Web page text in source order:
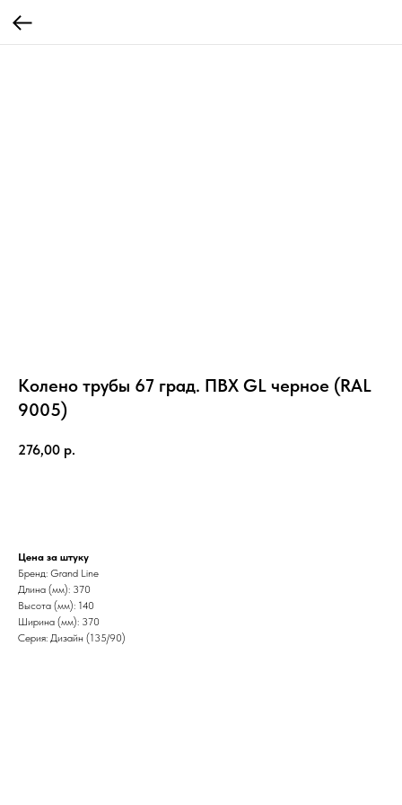
Колено трубы 67 град. ПВХ GL черное (RAL
9005)
276,00 р.
Цена за штуку
Бренд: Grand Line
Длина (мм): 370
Высота (мм): 140
Ширина (мм): 370
Серия: Дизайн (135/90)